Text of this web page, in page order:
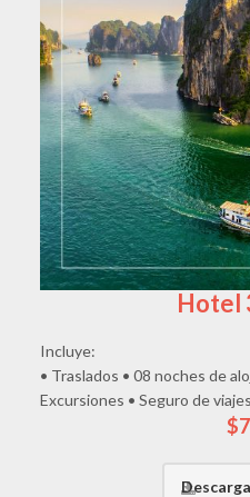
Hotel
Incluye:
• Traslados • 08 noches de
Excursiones • Seguro de viajes